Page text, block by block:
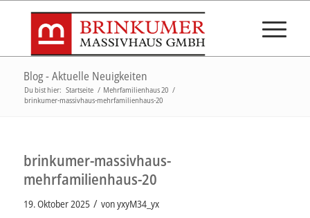
Blog - Aktuelle Neuigkeiten
Du bist hier: Startseite / Mehrfamilienhaus 20 /
brinkumer-massivhaus-mehrfamilienhaus-20
brinkumer-massivhaus-
mehrfamilienhaus-20
19. Oktober 2025 / vonyxyM34_yx